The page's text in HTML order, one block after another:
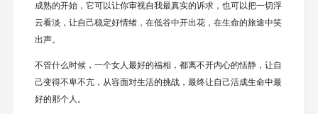
成熟的开始，它可以让你审视自我最真实的诉求，也可以把一切浮
云看淡，让自己稳定好情绪，在低谷中开出花，在生命的旅途中笑
出声。
不管什么时候，一个女人最好的福相，都离不开内心的恬静，让自
己变得不卑不亢，从容面对生活的挑战，最终让自己活成生命中最
好的那个人。